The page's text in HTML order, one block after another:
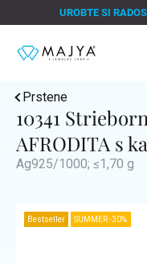
na
UROBTE SI
Prstene
10341
AFRODITA s
Ag925/1000; ≤1,70 g
Bestseller SUMMER -30%